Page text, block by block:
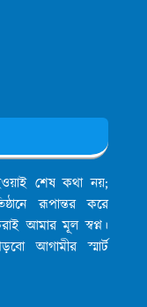
হওয়াই শেষ কথা নয়;
রূপান্তর করে
আমার মূল স্বপ্ন।
আগামীর স্মার্ট